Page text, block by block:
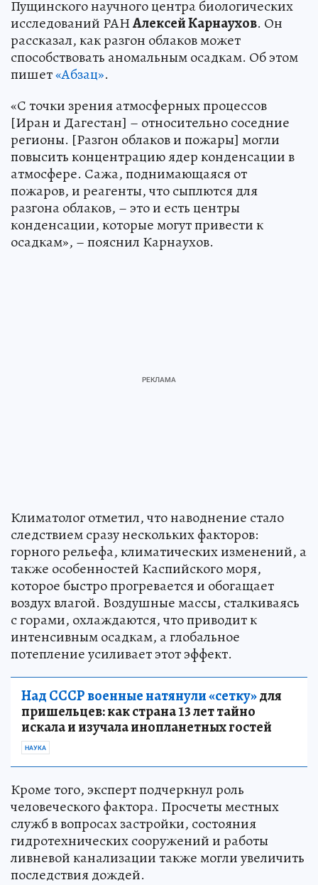
Пущинского научного центра биологических
исследований РАНАлексей Карнаухов. Он
рассказал, как разгон облаков может
способствовать аномальным осадкам. Об этом
пишет«Абзац».
«С точки зрения атмосферных процессов
[Иран и Дагестан] – относительно соседние
регионы. [Разгон облаков и пожары] могли
повысить концентрацию ядер конденсации в
атмосфере. Сажа, поднимающаяся от
пожаров, и реагенты, что сыплются для
разгона облаков, – это и есть центры
конденсации, которые могут привести к
осадкам», – пояснил Карнаухов.
Климатолог отметил, что наводнение стало
следствием сразу нескольких факторов:
горного рельефа, климатических изменений, а
также особенностей Каспийского моря,
которое быстро прогревается и обогащает
воздух влагой. Воздушные массы, сталкиваясь
с горами, охлаждаются, что приводит к
интенсивным осадкам, а глобальное
потепление усиливает этот эффект.
Над СССР военные натянули «сетку»для
пришельцев: как страна 13 лет тайно
искала и изучала инопланетных гостей
НАУКА
Кроме того, эксперт подчеркнул роль
человеческого фактора. Просчеты местных
служб в вопросах застройки, состояния
гидротехнических сооружений и работы
ливневой канализации также могли увеличить
последствия дождей.